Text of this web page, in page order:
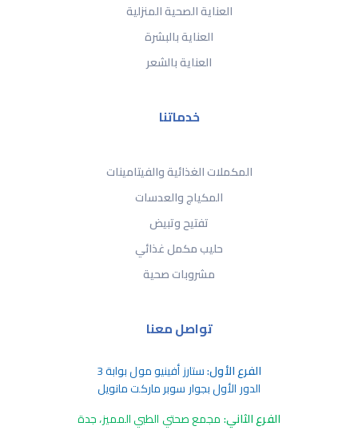
العناية الصحية المنزلية
العناية بالبشرة
العناية بالشعر
خدماتنا
المكملات الغذائية والفيتامينات
المكياج والعدسات
تفتيح وتبيض
حليب مكمل غذائي
مشروبات صحية
تواصل معنا
الفرع الأول:ستارز أفينيو مول بوابة 3
الدور الأول بجوار سوبر ماركت مانويل
الفرع الثاني:مجمع صحتي الطبي المميز، جدة